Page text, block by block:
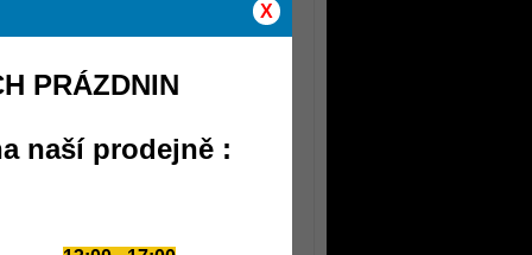
175 Kč
10x BCAA Micro Instant
Juice 10g sáček - AKCE
X
PRÁZDNIN
naší prodejně :